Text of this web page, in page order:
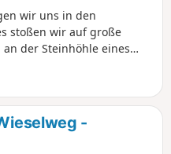
wir uns in den
stoßen wir auf große
der Steinhöhle eines
schwindelfreie Familien.
-